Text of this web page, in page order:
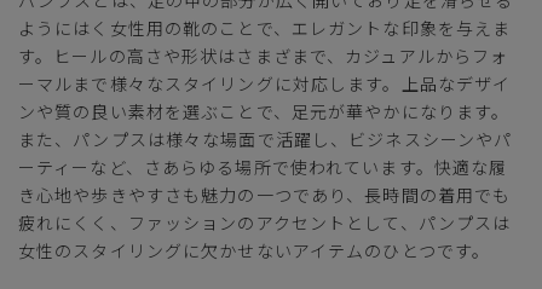
ようにはく女性用の靴のことで、エレガントな印象を与えま
す。ヒールの高さや形状はさまざまで、カジュアルからフォ
ーマルまで様々なスタイリングに対応します。上品なデザイ
ンや質の良い素材を選ぶことで、足元が華やかになります。
また、パンプスは様々な場面で活躍し、ビジネスシーンやパ
ーティーなど、さあらゆる場所で使われています。快適な履
き心地や歩きやすさも魅力の一つであり、長時間の着用でも
疲れにくく、ファッションのアクセントとして、パンプスは
女性のスタイリングに欠かせないアイテムのひとつです。